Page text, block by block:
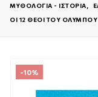
ΜΥΘΟΛΟΓΊΑ - ΙΣΤΟΡΊΑ,
ΟΙ 12 ΘΕΟΊ ΤΟΥ ΟΛΎΜΠΟΥ
-10%